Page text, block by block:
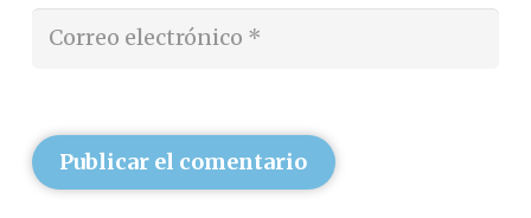
Publicar el comentario